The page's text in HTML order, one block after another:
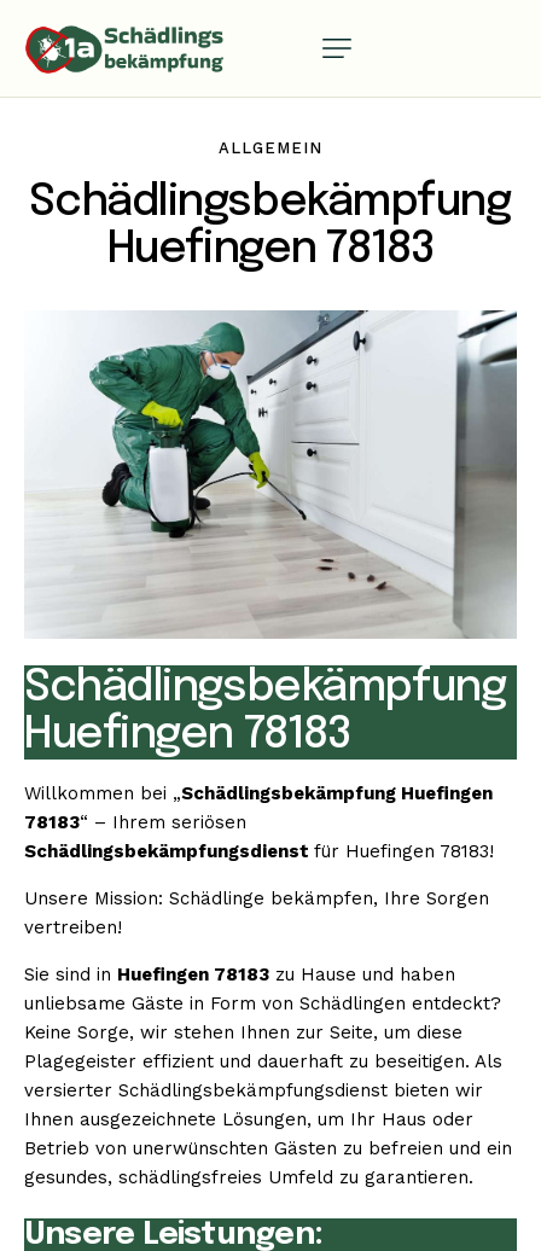
ALLGEMEIN
Schädlingsbekämpfung
Huefingen 78183
Schädlingsbekämpfung
Huefingen 78183
Willkommen bei „Schädlingsbekämpfung Huefingen
78183“ – Ihrem seriösen
Schädlingsbekämpfungsdienst für Huefingen 78183!
Unsere Mission: Schädlinge bekämpfen, Ihre Sorgen
vertreiben!
Sie sind in Huefingen 78183 zu Hause und haben
unliebsame Gäste in Form von Schädlingen entdeckt?
Keine Sorge, wir stehen Ihnen zur Seite, um diese
Plagegeister effizient und dauerhaft zu beseitigen. Als
versierter Schädlingsbekämpfungsdienst bieten wir
Ihnen ausgezeichnete Lösungen, um Ihr Haus oder
Betrieb von unerwünschten Gästen zu befreien und ein
gesundes, schädlingsfreies Umfeld zu garantieren.
Unsere Leistungen: